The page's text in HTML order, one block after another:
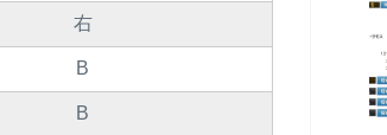
右
B
B